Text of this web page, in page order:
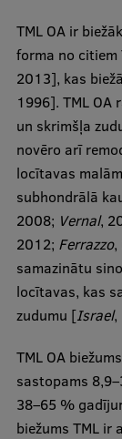
RSU
TML OA ir
forma no citiem
2013], kas
1996]. TML
un skrimšļa
novēro arī
locītavas
subhondrālā
2008; Vernal,
2012; Ferrazzo,
samazinātu
locītavas, kas
zudumu [Israel,
TML OA
sastopams
38–65 %
biežums TML ir